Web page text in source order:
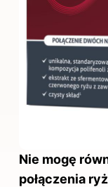
Nie mogę
połączenia